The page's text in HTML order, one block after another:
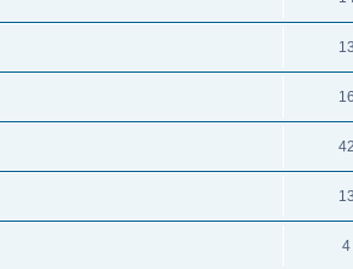
13
16
42
13
4